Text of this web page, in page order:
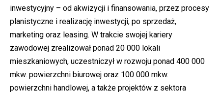
inwestycyjny – od akwizycji i finansowania, przez procesy
planistyczne i realizację inwestycji, po sprzedaż,
marketing oraz leasing. W trakcie swojej kariery
zawodowej zrealizował ponad 20 000 lokali
mieszkaniowych, uczestniczył w rozwoju ponad 400 000
mkw. powierzchni biurowej oraz 100 000 mkw.
powierzchni handlowej, a także projektów z sektora